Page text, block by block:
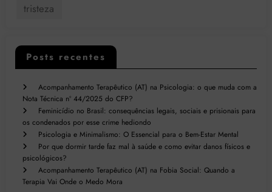
tristeza
Posts recentes
Acompanhamento Terapêutico (AT) na Psicologia: o que muda com a
Nota Técnica nº 44/2025 do CFP?
Feminicídio no Brasil: consequências legais, sociais e prisionais para
os condenados por esse crime hediondo
Psicologia e Minimalismo: O Essencial para o Bem-Estar Mental
Por que dormir tarde faz mal à saúde e como evitar danos físicos e
psicológicos?
Acompanhamento Terapêutico (AT) na Fobia Social: Quando a
Terapia Vai Onde o Medo Mora